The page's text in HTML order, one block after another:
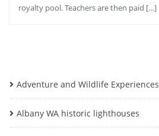
royalty pool. Teachers are then paid […]
Adventure and Wildlife Experiences
Albany WA historic lighthouses